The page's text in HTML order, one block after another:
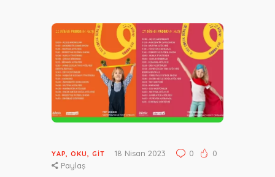
HAKKIMDA
İLETIŞIM
YAP, OKU, GIT 18 Nisan 2023 0
0
Paylaş